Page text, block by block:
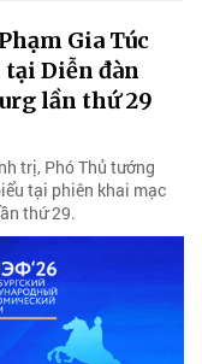
Gia Túc
Diễn đàn
lần thứ 29
trị, Phó Thủ tướng
tại phiên khai mạc
thứ 29.